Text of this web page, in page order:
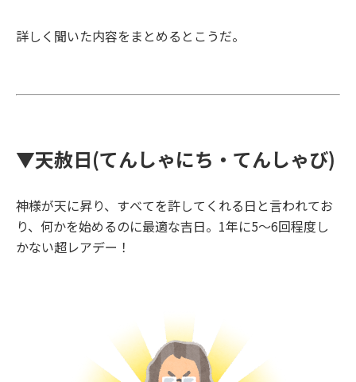
詳しく聞いた内容をまとめるとこうだ。
▼天赦日(てんしゃにち・てんしゃび)
神様が天に昇り、すべてを許してくれる日と言われてお
り、何かを始めるのに最適な吉日。 1年に5～6回程度し
かない超レアデー！